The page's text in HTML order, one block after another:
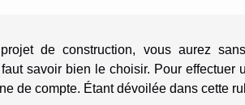
de construction, vous aurez
savoir bien le choisir. Pour effectuer
de compte. Étant dévoilée dans cette